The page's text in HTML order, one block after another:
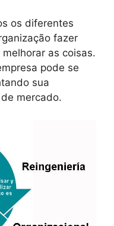
os diferentes
fazer
as coisas.
pode se
sua
mercado.